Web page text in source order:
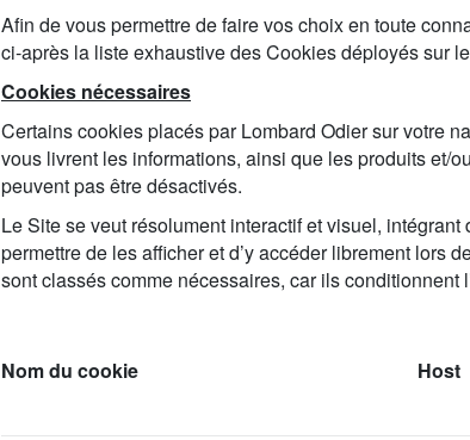
Afin de vous permettre de faire vos choix en toute
ci‑après la liste exhaustive des Cookies déployés sur
Cookies nécessaires
Certains cookies placés par Lombard Odier sur votre
vous livrent les informations, ainsi que les produits et/
peuvent pas être désactivés.
Le Site se veut résolument interactif et visuel,
permettre de les afficher et d’y accéder librement lors
sont classés comme nécessaires, car ils conditionnent
Nom du cookie Host